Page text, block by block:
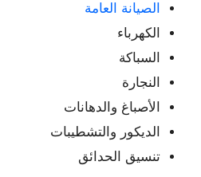
الصيانة العامة
الكهرباء
السباكة
النجارة
الأصباغ والدهانات
الديكور والتشطيبات
تنسيق الحدائق